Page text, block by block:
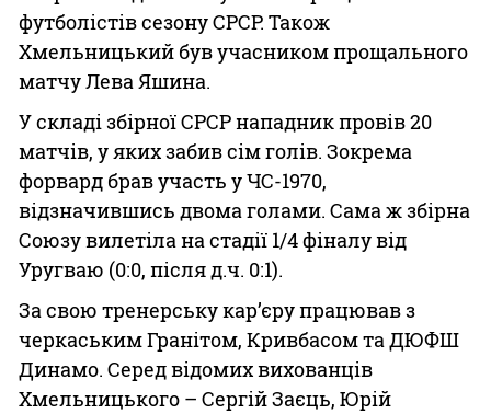
футболістів сезону СРСР. Також
Хмельницький був учасником прощального
матчу Лева Яшина.
У складі збірної СРСР нападник провів 20
матчів, у яких забив сім голів. Зокрема
форвард брав участь у ЧС-1970,
відзначившись двома голами. Сама ж збірна
Союзу вилетіла на стадії 1/4 фіналу від
Уругваю (0:0, після д.ч. 0:1).
За свою тренерську кар’єру працював з
черкаським Гранітом, Кривбасом та ДЮФШ
Динамо. Серед відомих вихованців
Хмельницького – Сергій Заєць, Юрій